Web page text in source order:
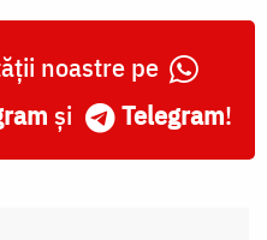
noastre pe
și Telegram!